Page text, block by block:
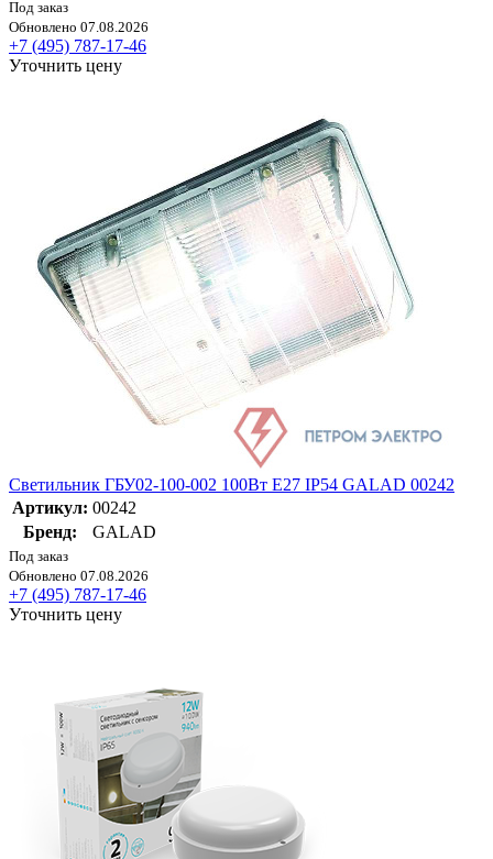
Под заказ
Обновлено 07.08.2026
+7 (495) 787-17-46
Уточнить цену
Светильник ГБУ02-100-002 100Вт E27 IP54 GALAD 00242
Артикул: 00242
Бренд:
GALAD
Под заказ
Обновлено 07.08.2026
+7 (495) 787-17-46
Уточнить цену